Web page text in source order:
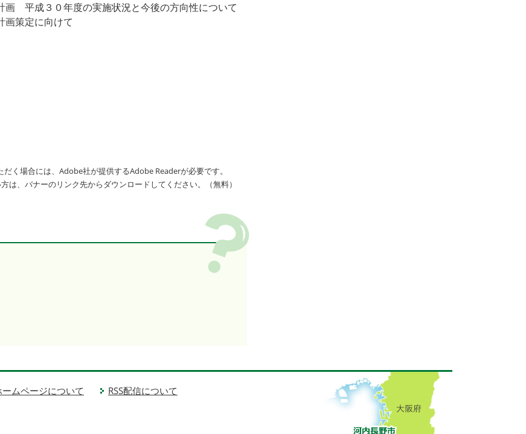
画 平成３０年度の実施状況と今後の方向性について
画策定に向けて
く場合には、Adobe社が提供するAdobe Readerが必要です。
は、バナーのリンク先からダウンロードしてください。（無料）
ームページについて RSS配信について